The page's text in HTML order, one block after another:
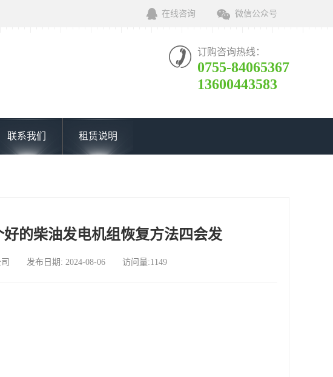
在线咨询 微信公众号
订购咨询热线：
0755-84065367
13600443583
联系我们 租赁说明
的柴油发电机组恢复方法四会发
司 发布日期: 2024-08-06 访问量:1149